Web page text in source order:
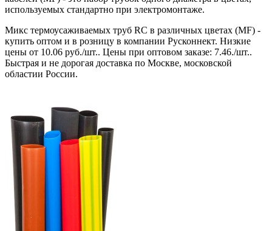
используемых стандартно при электромонтаже.
Микс термоусаживаемых труб RC в различных цветах (MF) -
купить оптом и в розницу в компании Русконнект. Низкие
цены от 10.06 руб./шт.. Цены при оптовом заказе: 7.46./шт..
Быстрая и не дорогая доставка по Москве, московской
областии России.